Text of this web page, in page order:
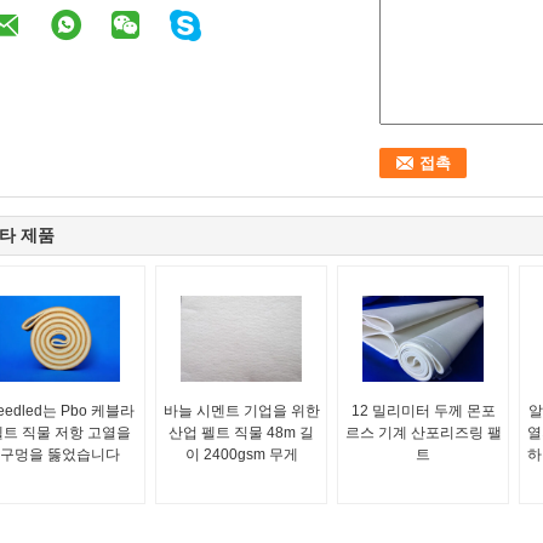
제품
는 Pbo 케블라
트 직물 저항 고열을
구멍을 뚫었습니다
바늘 시멘트 기업을 위한
산업 펠트 직물 48m 길
이 2400gsm 무게
12 밀리미터 두께 몬포
르스 기계 산포리즈링 팰
트